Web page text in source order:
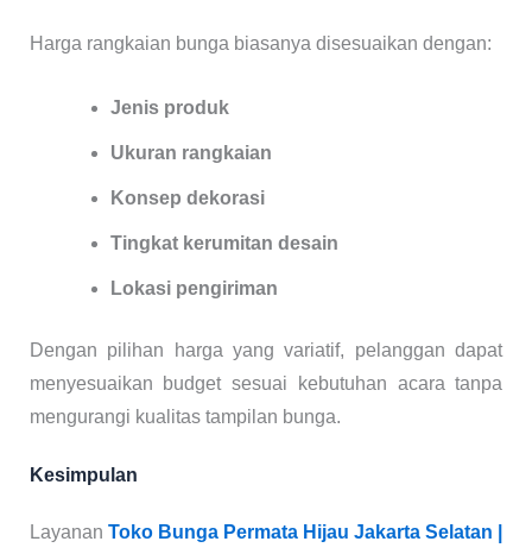
Harga rangkaian bunga biasanya disesuaikan dengan:
Jenis produk
Ukuran rangkaian
Konsep dekorasi
Tingkat kerumitan desain
Lokasi pengiriman
Dengan pilihan harga yang variatif, pelanggan dapat
menyesuaikan budget sesuai kebutuhan acara tanpa
mengurangi kualitas tampilan bunga.
Kesimpulan
Layanan Toko Bunga Permata Hijau Jakarta Selatan |